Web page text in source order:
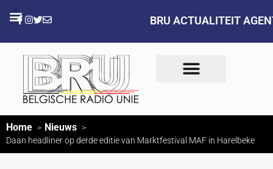
BRU ACTUALITEIT
Home Nieuws
Daan headliner op derde editie van Marktfestival MAF in Harelbeke